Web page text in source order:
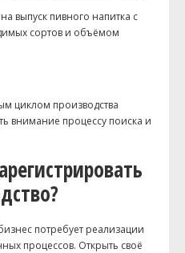
выпуск пивного напитка с
сортов и объёмом
циклом производства
внимание процессу поиска и
потребует реализации
процессов. Открыть своё